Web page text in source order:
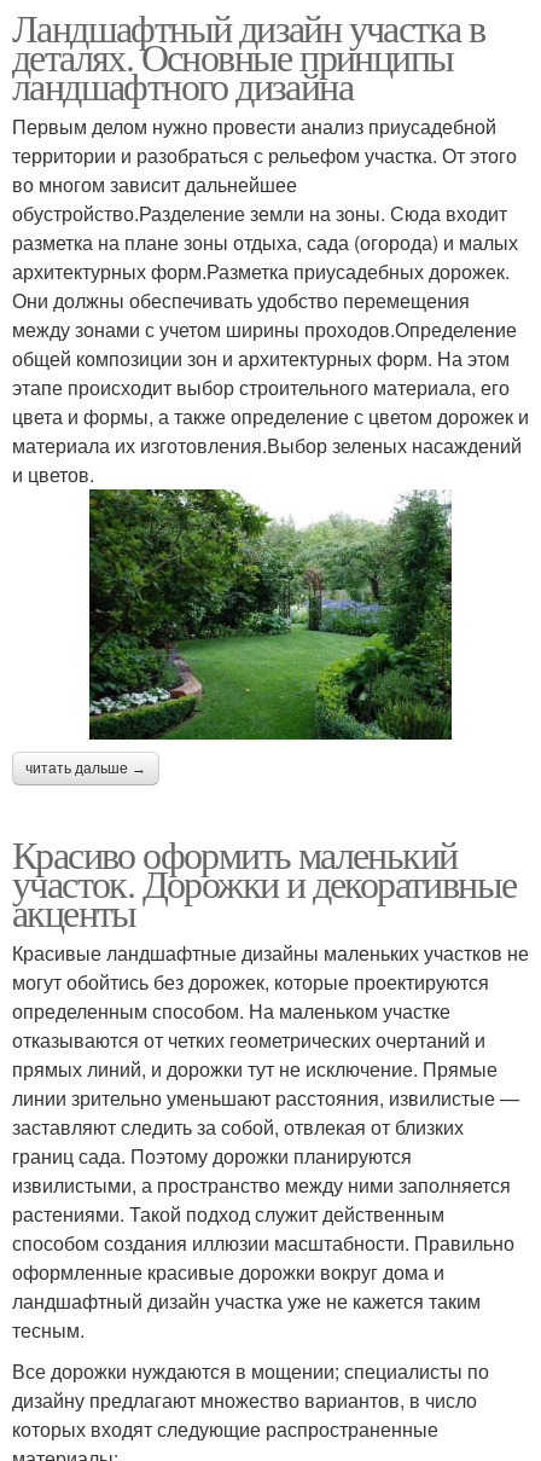
Ландшафтный дизайн участка в
деталях. Основные принципы
ландшафтного дизайна
Первым делом нужно провести анализ приусадебной
территории и разобраться с рельефом участка. От этого
во многом зависит дальнейшее
обустройство.Разделение земли на зоны. Сюда входит
разметка на плане зоны отдыха, сада (огорода) и малых
архитектурных форм.Разметка приусадебных дорожек.
Они должны обеспечивать удобство перемещения
между зонами с учетом ширины проходов.Определение
общей композиции зон и архитектурных форм. На этом
этапе происходит выбор строительного материала, его
цвета и формы, а также определение с цветом дорожек и
материала их изготовления.Выбор зеленых насаждений
и цветов.
читать дальше →
Красиво оформить маленький
участок. Дорожки и декоративные
акценты
Красивые ландшафтные дизайны маленьких участков не
могут обойтись без дорожек, которые проектируются
определенным способом. На маленьком участке
отказываются от четких геометрических очертаний и
прямых линий, и дорожки тут не исключение. Прямые
линии зрительно уменьшают расстояния, извилистые —
заставляют следить за собой, отвлекая от близких
границ сада. Поэтому дорожки планируются
извилистыми, а пространство между ними заполняется
растениями. Такой подход служит действенным
способом создания иллюзии масштабности. Правильно
оформленные красивые дорожки вокруг дома и
ландшафтный дизайн участка уже не кажется таким
тесным.
Все дорожки нуждаются в мощении; специалисты по
дизайну предлагают множество вариантов, в число
которых входят следующие распространенные